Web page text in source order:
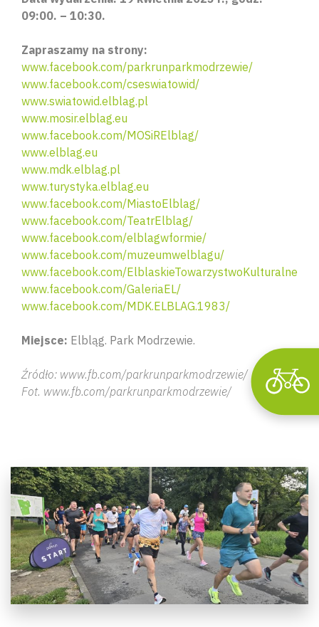
09:00. – 10:30.
Zapraszamy na strony:
www.facebook.com/parkrunparkmodrzewie/
www.facebook.com/cseswiatowid/
www.swiatowid.elblag.pl
www.mosir.elblag.eu
www.facebook.com/MOSiRElblag/
www.elblag.eu
www.mdk.elblag.pl
www.turystyka.elblag.eu
www.facebook.com/MiastoElblag/
www.facebook.com/TeatrElblag/
www.facebook.com/elblagwformie/
www.facebook.com/muzeumwelblagu/
www.facebook.com/ElblaskieTowarzystwoKulturalne
www.facebook.com/GaleriaEL/
www.facebook.com/MDK.ELBLAG.1983/
Miejsce: Elbląg. Park Modrzewie.
Źródło: www.fb.com/parkrunparkmodrzewie/
Fot. www.fb.com/parkrunparkmodrzewie/